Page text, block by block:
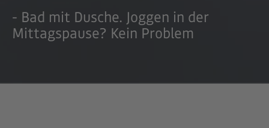
- Bad mit Dusche. Joggen in der
Mittagspause? Kein Problem